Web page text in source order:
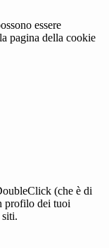
essere
pagina della cookie
(che è di
profilo dei tuoi